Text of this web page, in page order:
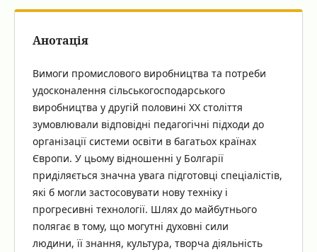
Анотація
Вимоги промислового виробництва та потреби
удосконалення сільськогосподарського
виробництва у другій половині XX століття
зумовлювали відповідні педагогічні підходи до
організації системи освіти в багатьох країнах
Європи. У цьому відношенні у Болгарії
приділяється значна увага підготовці спеціалістів,
які б могли застосовувати нову техніку і
прогресивні технології. Шлях до майбутнього
полягає в тому, що могутні духовні сили
людини, її знання, культура, творча діяльність